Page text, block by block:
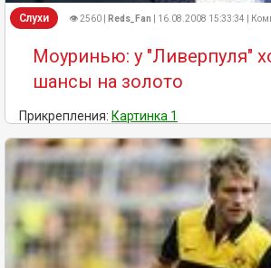
Слухи 👁 2560 | Reds_Fan | 16.08.2008 15:33:34 |
Моуринью: у "Ливерпуля"
шансы на золото
Прикрепления: Картинка 1